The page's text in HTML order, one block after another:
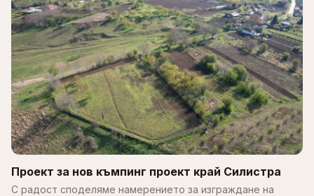
Проект за нов къмпинг проект край Силистра
С радост споделяме намерението за изграждане на